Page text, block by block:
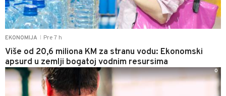
EKONOMIJA Pre 7 h
Više od 20,6 miliona KM za stranu vodu: Ekonomski
apsurd u zemlji bogatoj vodnim resursima
0